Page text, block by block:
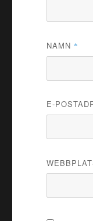
NAMN *
E-